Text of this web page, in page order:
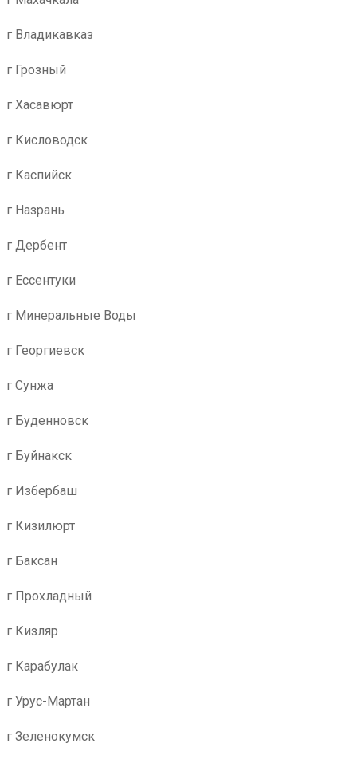
г Владикавказ
г Грозный
г Хасавюрт
г Кисловодск
г Каспийск
г Назрань
г Дербент
г Ессентуки
г Минеральные Воды
г Георгиевск
г Сунжа
г Буденновск
г Буйнакск
г Избербаш
г Кизилюрт
г Баксан
г Прохладный
г Кизляр
г Карабулак
г Урус-Мартан
г Зеленокумск